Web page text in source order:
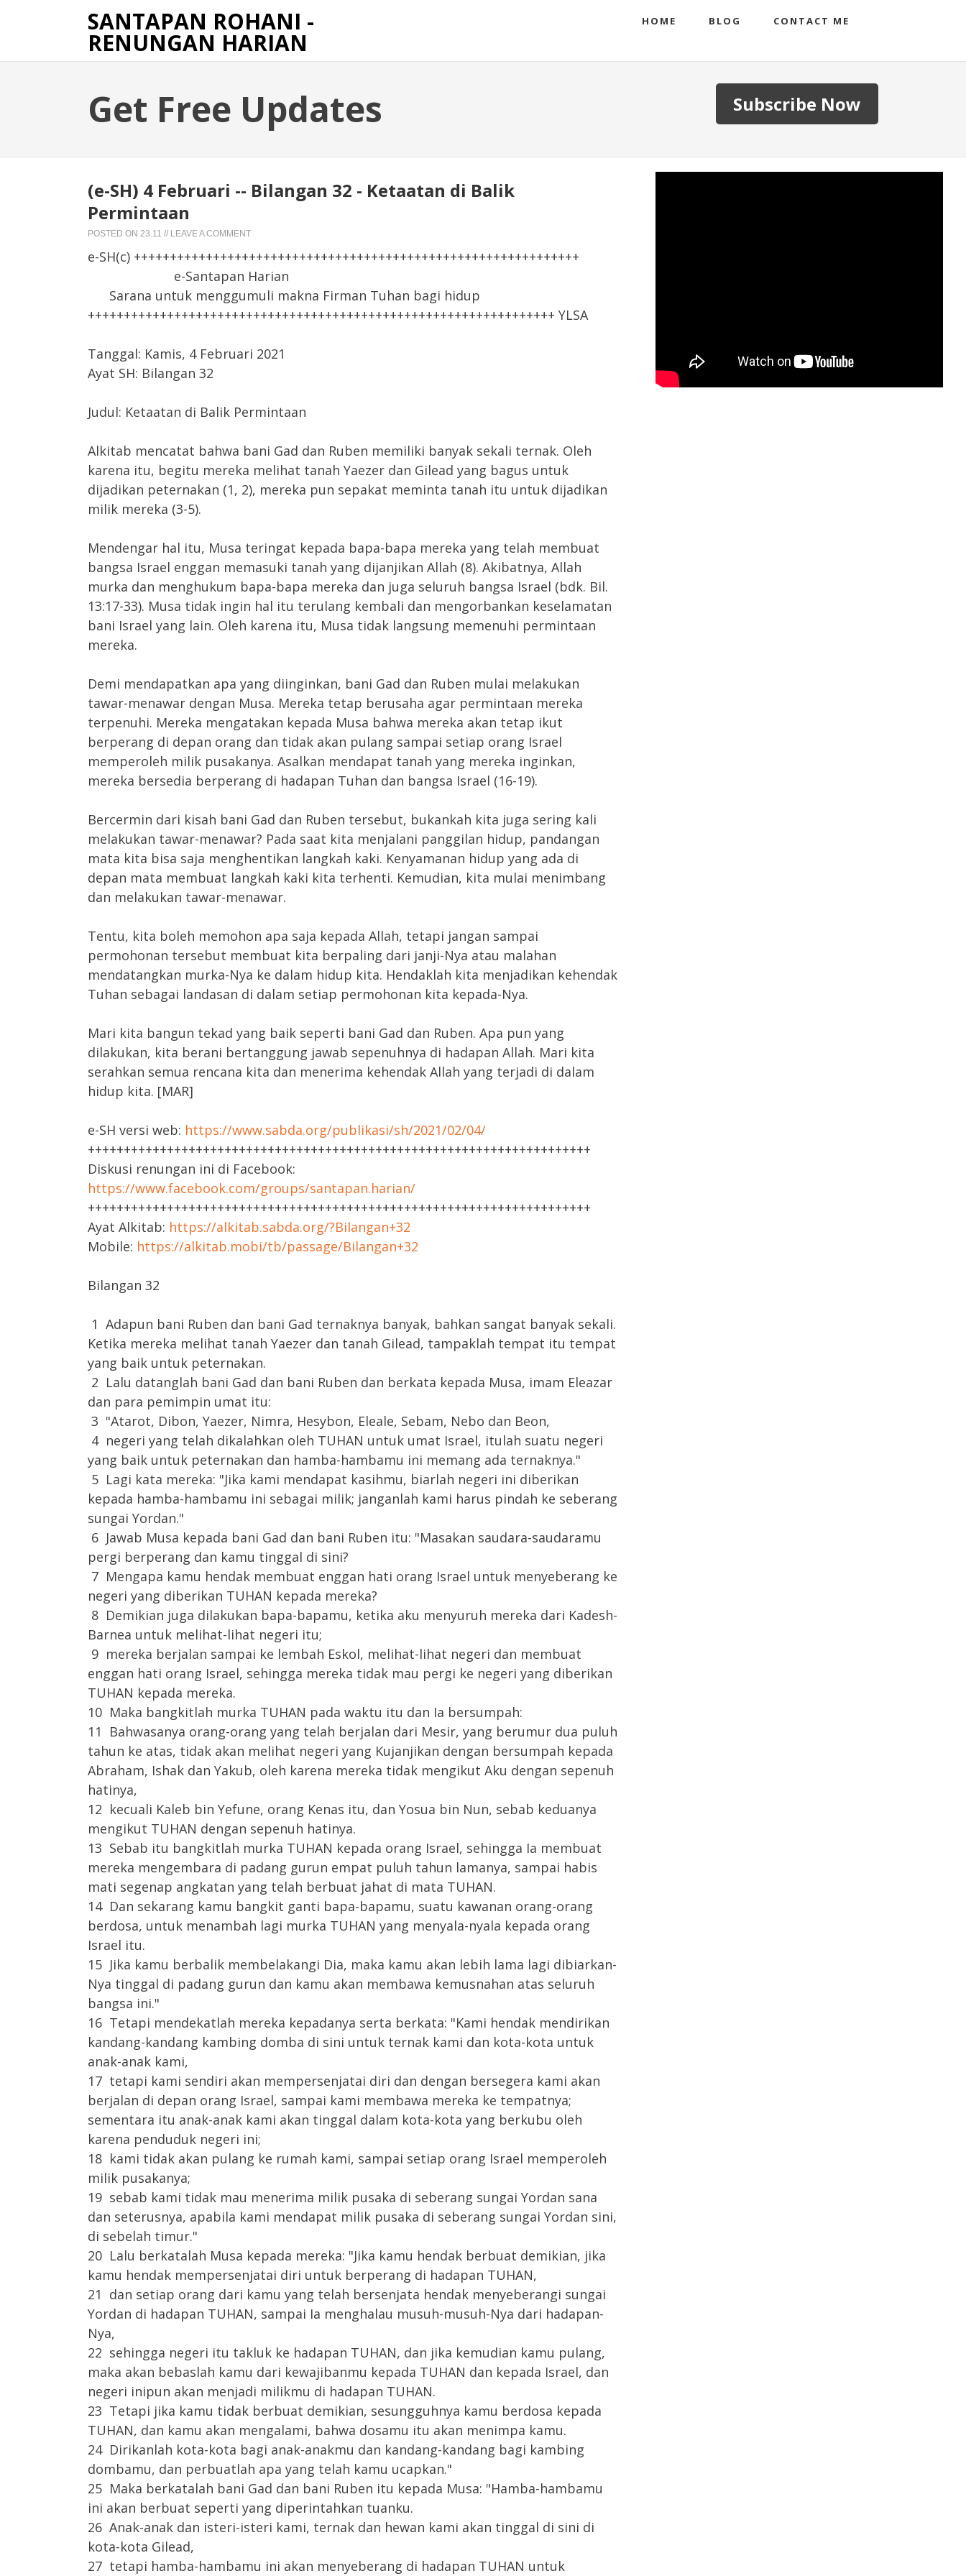
SANTAPAN ROHANI -
RENUNGAN HARIAN
HOME BLOG CONTACT ME
Get Free Updates Subscribe Now
(e-SH) 4 Februari -- Bilangan 32 - Ketaatan di Balik
Permintaan
POSTED ON 23.11 // LEAVE A COMMENT
e-SH(c) ++++++++++++++++++++++++++++++++++++++++++++++++++++++++++++++
e-Santapan Harian
Sarana untuk menggumuli makna Firman Tuhan bagi hidup
+++++++++++++++++++++++++++++++++++++++++++++++++++++++++++++++++ YLSA
Tanggal: Kamis, 4 Februari 2021
Ayat SH: Bilangan 32
Judul: Ketaatan di Balik Permintaan
Alkitab mencatat bahwa bani Gad dan Ruben memiliki banyak sekali ternak. Oleh
karena itu, begitu mereka melihat tanah Yaezer dan Gilead yang bagus untuk
dijadikan peternakan (1, 2), mereka pun sepakat meminta tanah itu untuk dijadikan
milik mereka (3-5).
Mendengar hal itu, Musa teringat kepada bapa-bapa mereka yang telah membuat
bangsa Israel enggan memasuki tanah yang dijanjikan Allah (8). Akibatnya, Allah
murka dan menghukum bapa-bapa mereka dan juga seluruh bangsa Israel (bdk. Bil.
13:17-33). Musa tidak ingin hal itu terulang kembali dan mengorbankan keselamatan
bani Israel yang lain. Oleh karena itu, Musa tidak langsung memenuhi permintaan
mereka.
Demi mendapatkan apa yang diinginkan, bani Gad dan Ruben mulai melakukan
tawar-menawar dengan Musa. Mereka tetap berusaha agar permintaan mereka
terpenuhi. Mereka mengatakan kepada Musa bahwa mereka akan tetap ikut
berperang di depan orang dan tidak akan pulang sampai setiap orang Israel
memperoleh milik pusakanya. Asalkan mendapat tanah yang mereka inginkan,
mereka bersedia berperang di hadapan Tuhan dan bangsa Israel (16-19).
Bercermin dari kisah bani Gad dan Ruben tersebut, bukankah kita juga sering kali
melakukan tawar-menawar? Pada saat kita menjalani panggilan hidup, pandangan
mata kita bisa saja menghentikan langkah kaki. Kenyamanan hidup yang ada di
depan mata membuat langkah kaki kita terhenti. Kemudian, kita mulai menimbang
dan melakukan tawar-menawar.
Tentu, kita boleh memohon apa saja kepada Allah, tetapi jangan sampai
permohonan tersebut membuat kita berpaling dari janji-Nya atau malahan
mendatangkan murka-Nya ke dalam hidup kita. Hendaklah kita menjadikan kehendak
Tuhan sebagai landasan di dalam setiap permohonan kita kepada-Nya.
Mari kita bangun tekad yang baik seperti bani Gad dan Ruben. Apa pun yang
dilakukan, kita berani bertanggung jawab sepenuhnya di hadapan Allah. Mari kita
serahkan semua rencana kita dan menerima kehendak Allah yang terjadi di dalam
hidup kita. [MAR]
e-SH versi web: https://www.sabda.org/publikasi/sh/2021/02/04/
++++++++++++++++++++++++++++++++++++++++++++++++++++++++++++++++++++++
Diskusi renungan ini di Facebook:
https://www.facebook.com/groups/santapan.harian/
++++++++++++++++++++++++++++++++++++++++++++++++++++++++++++++++++++++
Ayat Alkitab: https://alkitab.sabda.org/?Bilangan+32
Mobile: https://alkitab.mobi/tb/passage/Bilangan+32
Bilangan 32
1 Adapun bani Ruben dan bani Gad ternaknya banyak, bahkan sangat banyak sekali.
Ketika mereka melihat tanah Yaezer dan tanah Gilead, tampaklah tempat itu tempat
yang baik untuk peternakan.
2 Lalu datanglah bani Gad dan bani Ruben dan berkata kepada Musa, imam Eleazar
dan para pemimpin umat itu:
3 "Atarot, Dibon, Yaezer, Nimra, Hesybon, Eleale, Sebam, Nebo dan Beon,
4 negeri yang telah dikalahkan oleh TUHAN untuk umat Israel, itulah suatu negeri
yang baik untuk peternakan dan hamba-hambamu ini memang ada ternaknya."
5 Lagi kata mereka: "Jika kami mendapat kasihmu, biarlah negeri ini diberikan
kepada hamba-hambamu ini sebagai milik; janganlah kami harus pindah ke seberang
sungai Yordan."
6 Jawab Musa kepada bani Gad dan bani Ruben itu: "Masakan saudara-saudaramu
pergi berperang dan kamu tinggal di sini?
7 Mengapa kamu hendak membuat enggan hati orang Israel untuk menyeberang ke
negeri yang diberikan TUHAN kepada mereka?
8 Demikian juga dilakukan bapa-bapamu, ketika aku menyuruh mereka dari Kadesh-
Barnea untuk melihat-lihat negeri itu;
9 mereka berjalan sampai ke lembah Eskol, melihat-lihat negeri dan membuat
enggan hati orang Israel, sehingga mereka tidak mau pergi ke negeri yang diberikan
TUHAN kepada mereka.
10 Maka bangkitlah murka TUHAN pada waktu itu dan Ia bersumpah:
11 Bahwasanya orang-orang yang telah berjalan dari Mesir, yang berumur dua puluh
tahun ke atas, tidak akan melihat negeri yang Kujanjikan dengan bersumpah kepada
Abraham, Ishak dan Yakub, oleh karena mereka tidak mengikut Aku dengan sepenuh
hatinya,
12 kecuali Kaleb bin Yefune, orang Kenas itu, dan Yosua bin Nun, sebab keduanya
mengikut TUHAN dengan sepenuh hatinya.
13 Sebab itu bangkitlah murka TUHAN kepada orang Israel, sehingga Ia membuat
mereka mengembara di padang gurun empat puluh tahun lamanya, sampai habis
mati segenap angkatan yang telah berbuat jahat di mata TUHAN.
14 Dan sekarang kamu bangkit ganti bapa-bapamu, suatu kawanan orang-orang
berdosa, untuk menambah lagi murka TUHAN yang menyala-nyala kepada orang
Israel itu.
15 Jika kamu berbalik membelakangi Dia, maka kamu akan lebih lama lagi dibiarkan-
Nya tinggal di padang gurun dan kamu akan membawa kemusnahan atas seluruh
bangsa ini."
16 Tetapi mendekatlah mereka kepadanya serta berkata: "Kami hendak mendirikan
kandang-kandang kambing domba di sini untuk ternak kami dan kota-kota untuk
anak-anak kami,
17 tetapi kami sendiri akan mempersenjatai diri dan dengan bersegera kami akan
berjalan di depan orang Israel, sampai kami membawa mereka ke tempatnya;
sementara itu anak-anak kami akan tinggal dalam kota-kota yang berkubu oleh
karena penduduk negeri ini;
18 kami tidak akan pulang ke rumah kami, sampai setiap orang Israel memperoleh
milik pusakanya;
19 sebab kami tidak mau menerima milik pusaka di seberang sungai Yordan sana
dan seterusnya, apabila kami mendapat milik pusaka di seberang sungai Yordan sini,
di sebelah timur."
20 Lalu berkatalah Musa kepada mereka: "Jika kamu hendak berbuat demikian, jika
kamu hendak mempersenjatai diri untuk berperang di hadapan TUHAN,
21 dan setiap orang dari kamu yang telah bersenjata hendak menyeberangi sungai
Yordan di hadapan TUHAN, sampai Ia menghalau musuh-musuh-Nya dari hadapan-
Nya,
22 sehingga negeri itu takluk ke hadapan TUHAN, dan jika kemudian kamu pulang,
maka akan bebaslah kamu dari kewajibanmu kepada TUHAN dan kepada Israel, dan
negeri inipun akan menjadi milikmu di hadapan TUHAN.
23 Tetapi jika kamu tidak berbuat demikian, sesungguhnya kamu berdosa kepada
TUHAN, dan kamu akan mengalami, bahwa dosamu itu akan menimpa kamu.
24 Dirikanlah kota-kota bagi anak-anakmu dan kandang-kandang bagi kambing
dombamu, dan perbuatlah apa yang telah kamu ucapkan."
25 Maka berkatalah bani Gad dan bani Ruben itu kepada Musa: "Hamba-hambamu
ini akan berbuat seperti yang diperintahkan tuanku.
26 Anak-anak dan isteri-isteri kami, ternak dan hewan kami akan tinggal di sini di
kota-kota Gilead,
27 tetapi hamba-hambamu ini akan menyeberang di hadapan TUHAN untuk